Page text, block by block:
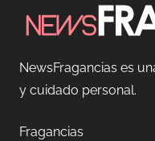
NewsFragancias es
y cuidado personal.
Fragancias